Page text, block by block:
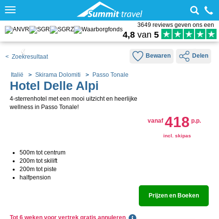
Toggle
3649 reviews geven ons een
4,8 van 5
< Zoekresultaat Bewaren Delen
Italië Skirama Dolomiti Passo Tonale
Hotel Delle Alpi
4-sterrenhotel met een mooi uitzicht en heerlijke
wellness in Passo Tonale!
vanaf 418 p.p.
incl. skipas
500m tot centrum
200m tot skilift
200m tot piste
halfpension
Prijzen en Boeken
Tot 6 weken voor vertrek gratis annuleren